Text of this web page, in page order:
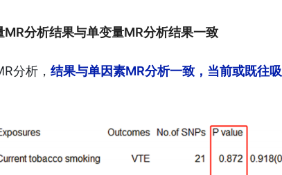
MR分析结果与单变量MR分析结果一致
分析， 结果与单因素MR分析一致，当前或既往